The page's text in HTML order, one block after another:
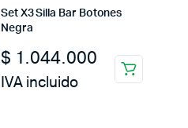
Set X3 Silla Bar Botones
Negra
$ 1.044.000
IVA incluido